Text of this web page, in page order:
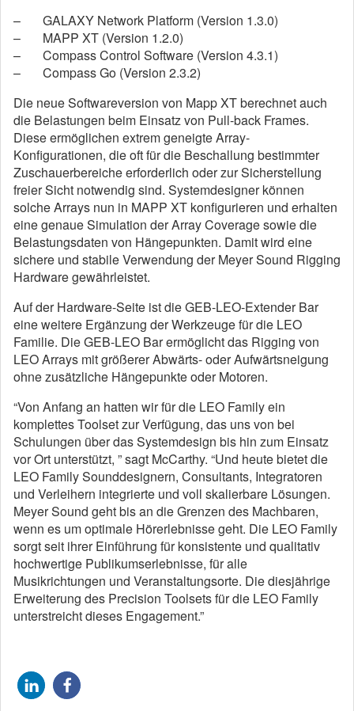
– GALAXY Network Platform (Version 1.3.0)
– MAPP XT (Version 1.2.0)
– Compass Control Software (Version 4.3.1)
– Compass Go (Version 2.3.2)
Die neue Softwareversion von Mapp XT berechnet auch
die Belastungen beim Einsatz von Pull-back Frames.
Diese ermöglichen extrem geneigte Array-
Konfigurationen, die oft für die Beschallung bestimmter
Zuschauerbereiche erforderlich oder zur Sicherstellung
freier Sicht notwendig sind. Systemdesigner können
solche Arrays nun in MAPP XT konfigurieren und erhalten
eine genaue Simulation der Array Coverage sowie die
Belastungsdaten von Hängepunkten. Damit wird eine
sichere und stabile Verwendung der Meyer Sound Rigging
Hardware gewährleistet.
Auf der Hardware-Seite ist die GEB-LEO-Extender Bar
eine weitere Ergänzung der Werkzeuge für die LEO
Familie. Die GEB-LEO Bar ermöglicht das Rigging von
LEO Arrays mit größerer Abwärts- oder Aufwärtsneigung
ohne zusätzliche Hängepunkte oder Motoren.
“Von Anfang an hatten wir für die LEO Family ein
komplettes Toolset zur Verfügung, das uns von bei
Schulungen über das Systemdesign bis hin zum Einsatz
vor Ort unterstützt, ” sagt McCarthy. “Und heute bietet die
LEO Family Sounddesignern, Consultants, Integratoren
und Verleihern integrierte und voll skalierbare Lösungen.
Meyer Sound geht bis an die Grenzen des Machbaren,
wenn es um optimale Hörerlebnisse geht. Die LEO Family
sorgt seit ihrer Einführung für konsistente und qualitativ
hochwertige Publikumserlebnisse, für alle
Musikrichtungen und Veranstaltungsorte. Die diesjährige
Erweiterung des Precision Toolsets für die LEO Family
unterstreicht dieses Engagement.”